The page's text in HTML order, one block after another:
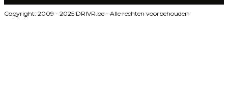
Copyright: 2009 - 2025 DRIVR.be - Alle rechten voorbehouden